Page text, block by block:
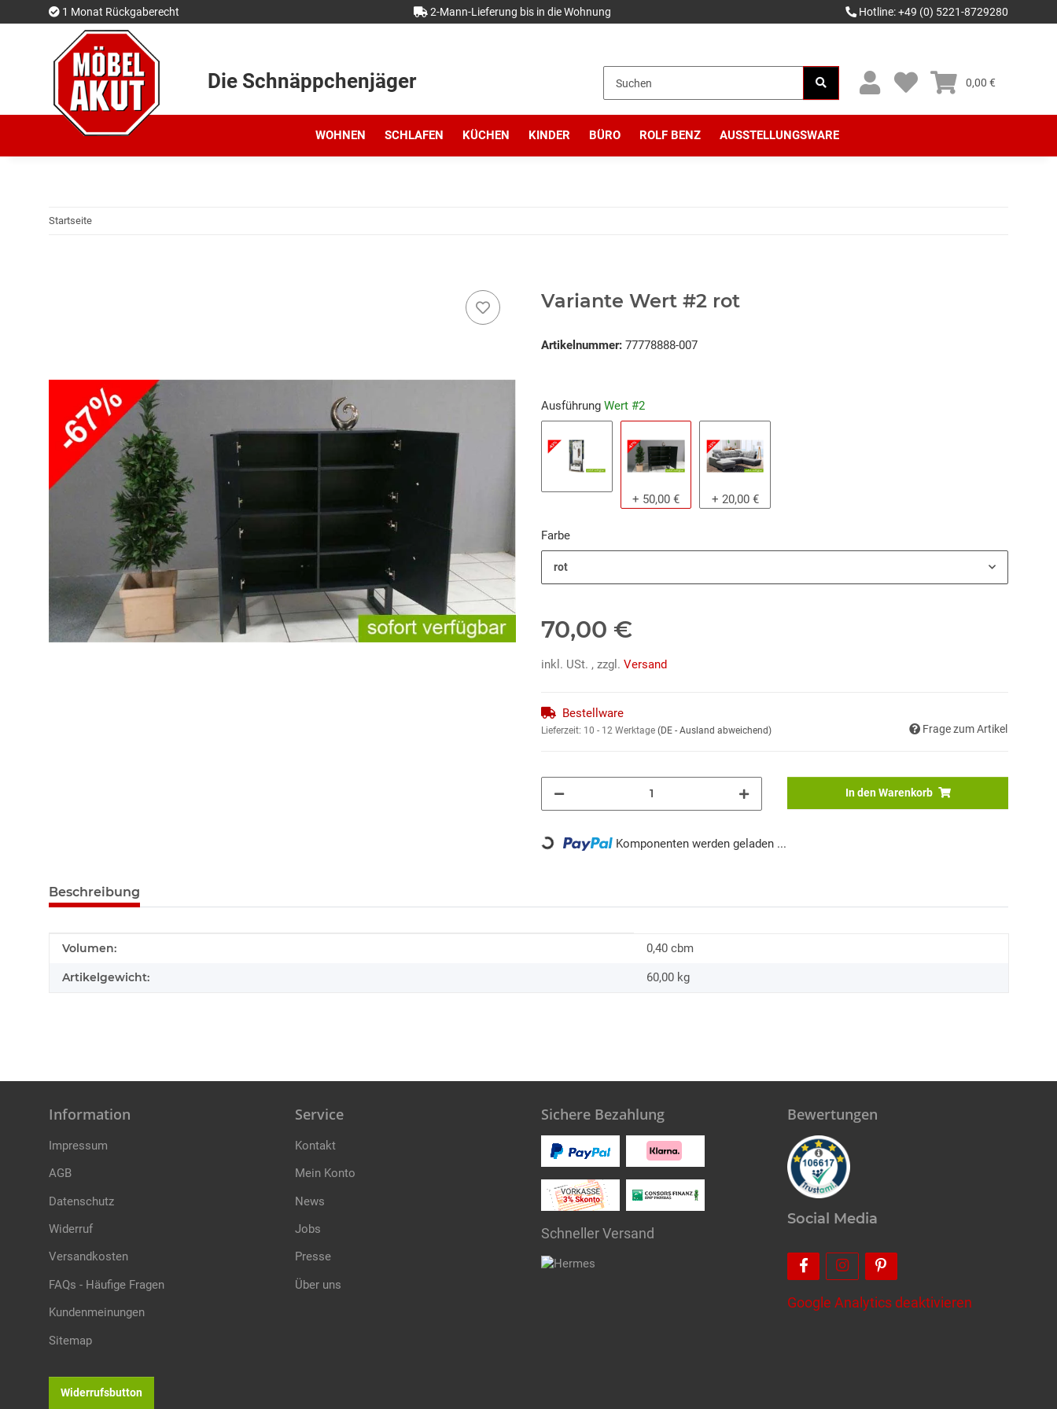
1 Monat Rückgaberecht 2-Mann-Lieferung bis in die Wohnung Hotline: +49 (0) 5221-8729280
Die Schnäppchenjäger 0,00 €
WOHNEN SCHLAFEN KÜCHEN KINDER BÜRO ROLF BENZ AUSSTELLUNGSWARE
Startseite
Variante Wert #2 rot
Artikelnummer: 77778888-007
Ausführung Wert #2
Wert #2
+ 50,00 € Wert #3
+ 20,00 €
Farbe
rot
70,00 €
inkl. USt. , zzgl. Versand
Bestellware
Lieferzeit: 10 - 12 Werktage (DE - Ausland abweichend) Frage zum Artikel
In den Warenkorb
Loading... Komponenten werden geladen ...
Beschreibung
Produkteigenschaft
Wert
Volumen: 0,40 cbm
Artikelgewicht: 60,00 kg
Information
Impressum
AGB
Datenschutz
Widerruf
Versandkosten
FAQs - Häufige Fragen
Kundenmeinungen
Sitemap
Service
Kontakt
Mein Konto
News
Jobs
Presse
Über uns
Sichere Bezahlung
Schneller Versand
Bewertungen
Social Media
Google Analytics deaktivieren
Widerrufsbutton